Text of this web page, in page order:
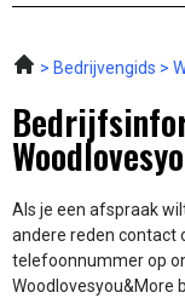
Bedrijvengids
Als je een afspraak
andere reden contact
telefoonnummer op
Woodlovesyou&More